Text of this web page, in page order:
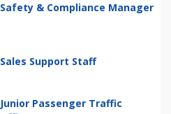
Safety & Compliance Manager
Sales Support Staff
Junior Passenger Traffic